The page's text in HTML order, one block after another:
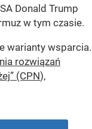
Donald Trump
w tym czasie.
warianty wsparcia.
rozwiązań
(CPN),